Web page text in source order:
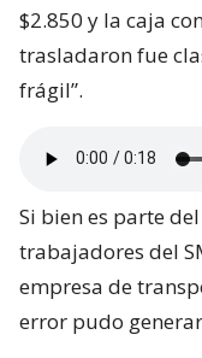
$2.850 y la caja
trasladaron fue
frágil”.
Si bien es parte
trabajadores del
empresa de
error pudo